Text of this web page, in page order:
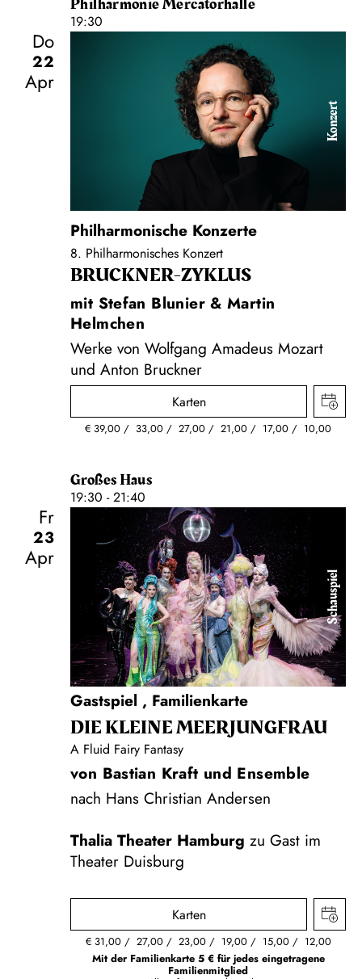
Philharmonie Mercatorhalle
19:30
Do
22
Apr
Konzert
Philharmonische Konzerte
8. Philharmonisches Konzert
BRUCKNER-ZYKLUS
mit Stefan Blunier & Martin
Helmchen
Werke von Wolfgang Amadeus Mozart
und Anton Bruckner
Karten
€ 39,00 33,00 27,00 21,00 17,00 10,00
Großes Haus
19:30 - 21:40
Fr
23
Apr
Schauspiel
Gastspiel , Familienkarte
DIE KLEINE MEERJUNGFRAU
A Fluid Fairy Fantasy
von Bastian Kraft und Ensemble
nach Hans Christian Andersen
Thalia Theater Hamburg zu Gast im
Theater Duisburg
Karten
€ 31,00 27,00 23,00 19,00 15,00
12,00
Mit der Familienkarte 5 € für jedes eingetragene
Familienmitglied